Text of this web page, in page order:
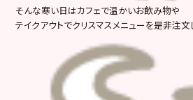
そんな寒い日はカフェで温かいお飲み物や
テイクアウトでクリスマスメニューを是非注